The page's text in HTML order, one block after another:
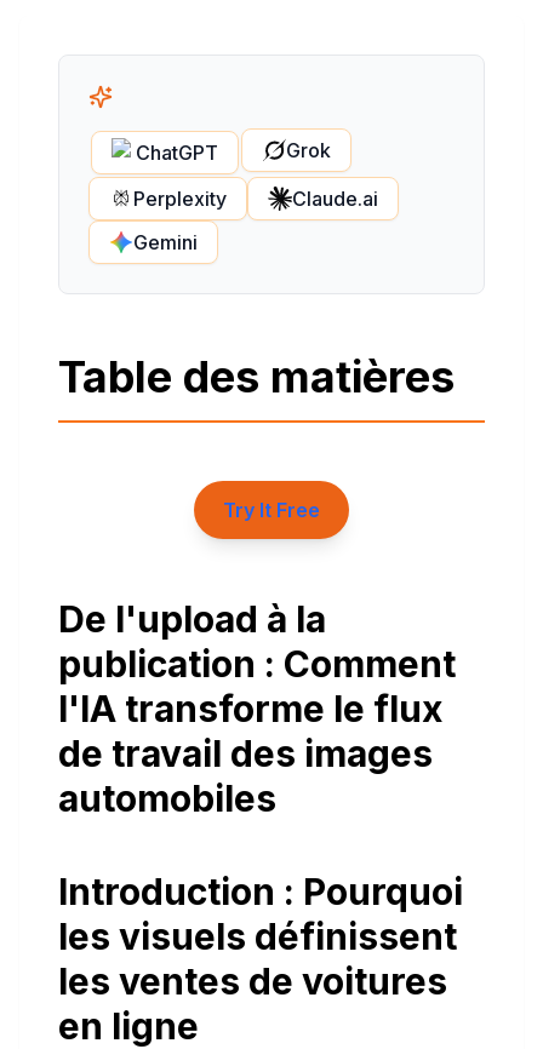
ChatGPT
Grok
Perplexity
Claude.ai
Gemini
Table des matières
Try It Free
De l'upload à la
publication : Comment
l'IA transforme le flux
de travail des images
automobiles
Introduction : Pourquoi
les visuels définissent
les ventes de voitures
en ligne